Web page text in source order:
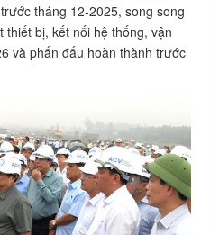
tháng 12-2025, song song
bị, kết nối hệ thống, vận
và phấn đấu hoàn thành trước